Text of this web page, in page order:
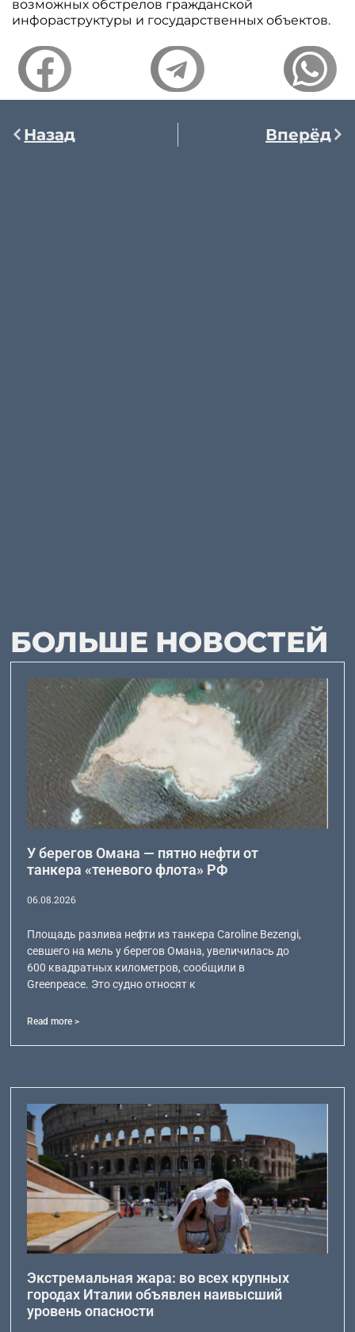
возможных обстрелов гражданской
инфораструктуры и государственных объектов.
Назад Вперёд
БОЛЬШЕ НОВОСТЕЙ
У берегов Омана — пятно нефти от
танкера «теневого флота» РФ
06.08.2026
Площадь разлива нефти из танкера Caroline Bezengi,
севшего на мель у берегов Омана, увеличилась до
600 квадратных километров, сообщили в
Greenpeace. Это судно относят к
Read more >
Экстремальная жара: во всех крупных
городах Италии объявлен наивысший
уровень опасности